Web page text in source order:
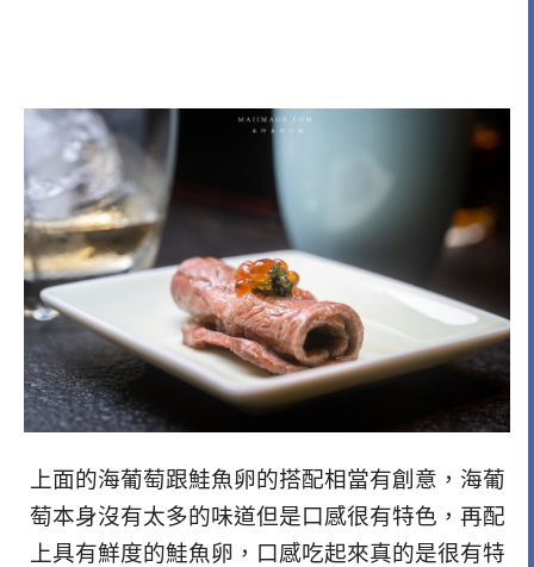
上面的海葡萄跟鮭魚卵的搭配相當有創意，海葡
萄本身沒有太多的味道但是口感很有特色，再配
上具有鮮度的鮭魚卵，口感吃起來真的是很有特